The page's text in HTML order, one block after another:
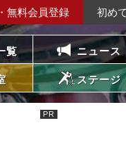
無料会員登録 初め
覧 ニュース
ステージ